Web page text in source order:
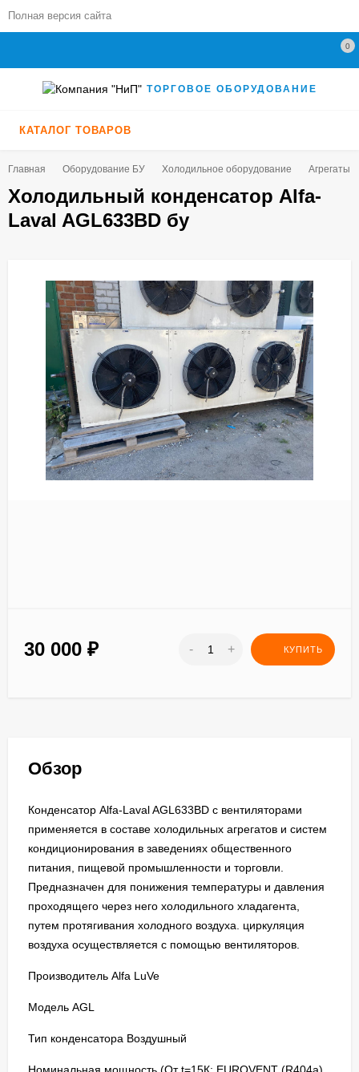
Полная версия сайта
0
ТОРГОВОЕ ОБОРУДОВАНИЕ
КАТАЛОГ ТОВАРОВ
Главная Оборудование БУ Холодильное оборудование Агрегаты,
Холодильный конденсатор Alfa-
Laval AGL633BD бу
30 000 ₽ - + КУПИТЬ
Обзор
Конденсатор Alfa-Laval AGL633BD c вентиляторами
применяется в составе холодильных агрегатов и систем
кондиционирования в заведениях общественного
питания, пищевой промышленности и торговли.
Предназначен для понижения температуры и давления
проходящего через него холодильного хладагента,
путем протягивания холодного воздуха. циркуляция
воздуха осуществляется с помощью вентиляторов.
Производитель Alfa LuVe
Модель AGL
Тип конденсатора Воздушный
Номинальная мощность (Qт t=15К; EUROVENT (R404a),